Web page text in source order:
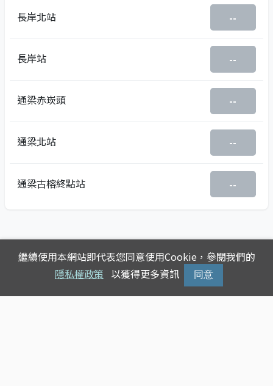
長岸北站 --
長岸站 --
通梁赤崁頭 --
通梁北站 --
通梁古榕終點站 --
繼續使用本網站即代表您同意使用Cookie，參閱我們的
隱私權政策 以獲得更多資訊 同意